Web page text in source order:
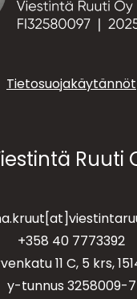
Tietosuojakäytännöt
Ruuti
+358 40 7773392
11 C, 5 krs,
y-tunnus 3258009-7